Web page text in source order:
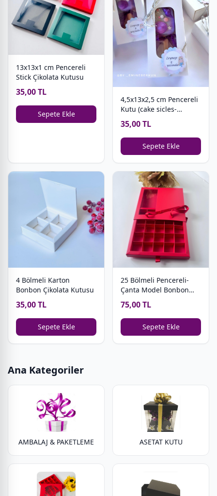
13x13x1 cm Pencereli
Stick Çikolata Kutusu
35,00 TL
Sepete Ekle
4,5x13x2,5 cm Pencereli
Kutu (cake sicles-
magnum cakes)
35,00 TL
Sepete Ekle
4 Bölmeli Karton
Bonbon Çikolata Kutusu
35,00 TL
Sepete Ekle
25 Bölmeli Pencereli-
Çanta Model Bonbon
Çikolata Kutusu
75,00 TL
Sepete Ekle
Ana Kategoriler
AMBALAJ & PAKETLEME ASETAT KUTU